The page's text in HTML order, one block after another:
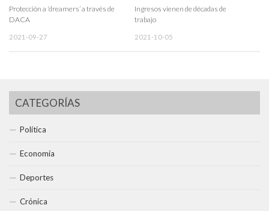
Protección a ‘dreamers’ a través de
DACA
2021-09-27
Ingresos vienen de décadas de
trabajo
2021-10-05
CATEGORÍAS
Política
Economía
Deportes
Crónica